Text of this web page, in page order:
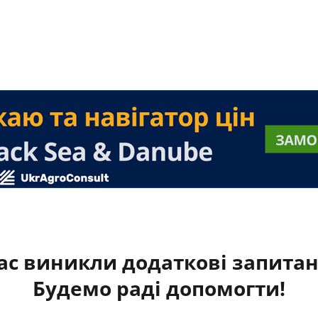
виникли додаткові
Будемо раді допомогти!